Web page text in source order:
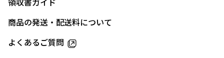
領収書ガイド
商品の発送・配送料について
よくあるご質問